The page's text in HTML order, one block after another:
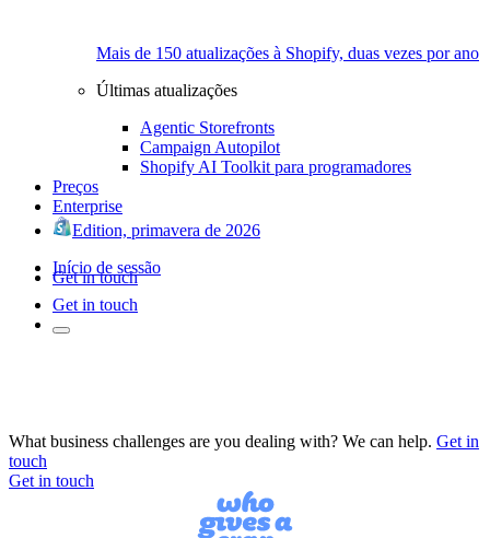
Mais de 150 atualizações à Shopify, duas vezes por ano
Últimas atualizações
Agentic Storefronts
Campaign Autopilot
Shopify AI Toolkit para programadores
Preços
Enterprise
Edition, primavera de 2026
Início de sessão
Get in touch
Get in touch
What business challenges are you dealing with? We can help. Get in
touch
Get in touch